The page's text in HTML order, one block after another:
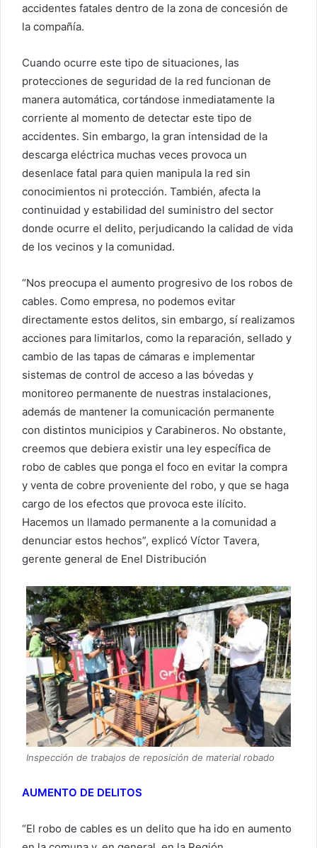
accidentes fatales dentro de la zona de concesión de
la compañía.
Cuando ocurre este tipo de situaciones, las
protecciones de seguridad de la red funcionan de
manera automática, cortándose inmediatamente la
corriente al momento de detectar este tipo de
accidentes. Sin embargo, la gran intensidad de la
descarga eléctrica muchas veces provoca un
desenlace fatal para quien manipula la red sin
conocimientos ni protección. También, afecta la
continuidad y estabilidad del suministro del sector
donde ocurre el delito, perjudicando la calidad de vida
de los vecinos y la comunidad.
“Nos preocupa el aumento progresivo de los robos de
cables. Como empresa, no podemos evitar
directamente estos delitos, sin embargo, sí realizamos
acciones para limitarlos, como la reparación, sellado y
cambio de las tapas de cámaras e implementar
sistemas de control de acceso a las bóvedas y
monitoreo permanente de nuestras instalaciones,
además de mantener la comunicación permanente
con distintos municipios y Carabineros. No obstante,
creemos que debiera existir una ley específica de
robo de cables que ponga el foco en evitar la compra
y venta de cobre proveniente del robo, y que se haga
cargo de los efectos que provoca este ilícito.
Hacemos un llamado permanente a la comunidad a
denunciar estos hechos”, explicó Víctor Tavera,
gerente general de Enel Distribución
Inspección de trabajos de reposición de material robado
AUMENTO DE DELITOS
“El robo de cables es un delito que ha ido en aumento